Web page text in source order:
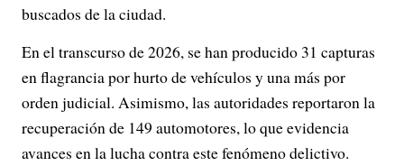
buscados de la ciudad.
En el transcurso de 2026, se han producido 31 capturas
en flagrancia por hurto de vehículos y una más por
orden judicial. Asimismo, las autoridades reportaron la
recuperación de 149 automotores, lo que evidencia
avances en la lucha contra este fenómeno delictivo.